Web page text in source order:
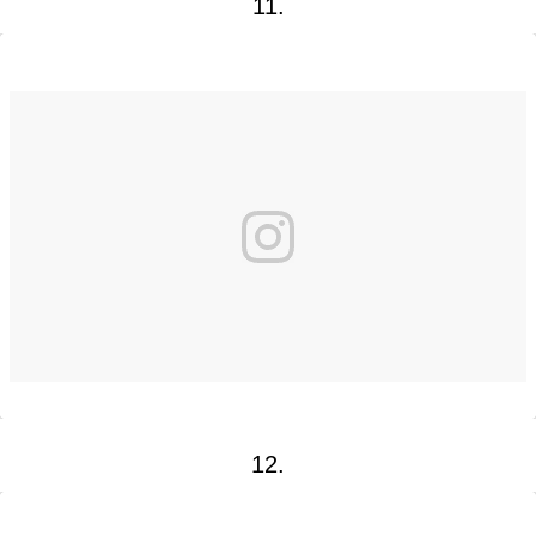
11.
12.